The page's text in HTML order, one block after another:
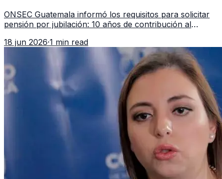
ONSEC Guatemala informó los requisitos para solicitar
pensión por jubilación: 10 años de contribución al
importar edad.
18 jun 2026·1 min read